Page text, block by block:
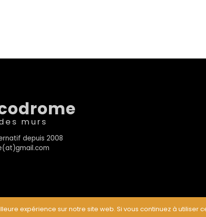
murs
depuis 2008
expérience sur notre site web. Si vous continuez à utiliser